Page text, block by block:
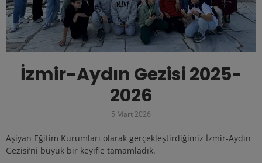
İzmir-Aydın Gezisi 2025-
2026
5 Mart 2026
Aşiyan Eğitim Kurumları olarak gerçekleştirdiğimiz İzmir-Aydın
Gezisi’ni büyük bir keyifle tamamladık.